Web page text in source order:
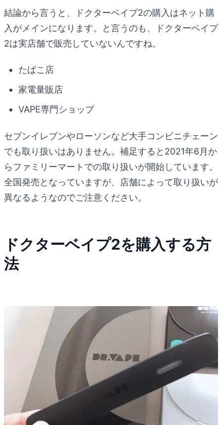
結論から言うと、ドクターベイプ2の購入はネット購
入がメインになります。と言うのも、ドクターベイプ
2は実店舗で販売していないんですね。
たばこ店
家電量販店
VAPE専門ショップ
セブンイレブンやローソンなど大手コンビニチェーン
でも取り扱いはありません。補足すると2021年6月か
らファミリーマートでの取り扱いが開始しています。
全国発売となっていますが、店舗によって取り扱いが
異なるようなのでご注意ください。
ドクターベイプ2を購入する方
法